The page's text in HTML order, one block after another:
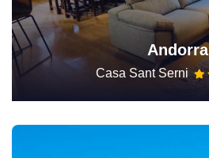
Andorra
Casa Sant Serni